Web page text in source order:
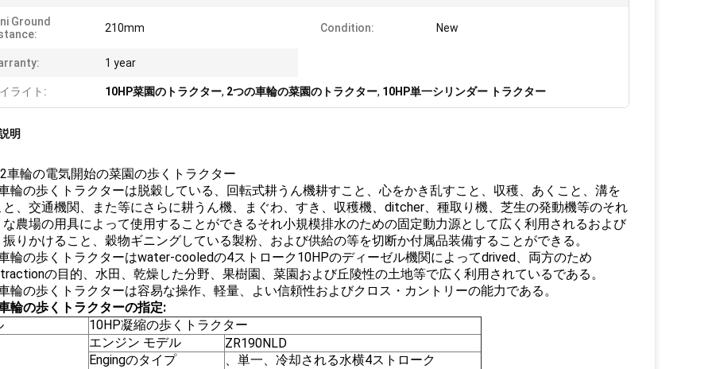
Ground
210mm Condition: New
1 year
ライト: 10HP菜園のトラクター, 2つの車輪の菜園のトラクター, 10HP単一シリンダー トラクター
明
車輪の電気開始の菜園の歩くトラクター
輪の歩くトラクターは脱穀している、回転式耕うん機耕すこと、心をかき乱すこと、収穫、あくこと、溝を
と、交通機関、また等にさらに耕うん機、まぐわ、すき、収穫機、ditcher、種取り機、芝生の発動機等のそれ
な農場の用具によって使用することができるそれ小規模排水のための固定動力源として広く利用されるおよび
りかけること、穀物ギニングしている製粉、および供給の等を切断か付属品装備することができる。
輪の歩くトラクターはwater-cooledの4ストローク10HPのディーゼル機関によってdrived、両方のため
の目的、水田、乾燥した分野、果樹園、菜園および丘陵性の土地等で広く利用されているである。
輪の歩くトラクターは容易な操作、軽量、よい信頼性およびクロス・カントリーの能力である。
輪の歩くトラクターの指定:
10HP凝縮の歩くトラクター
エンジン モデル
ZR190NLD
Engingのタイプ
、単一、冷却される水横4ストローク